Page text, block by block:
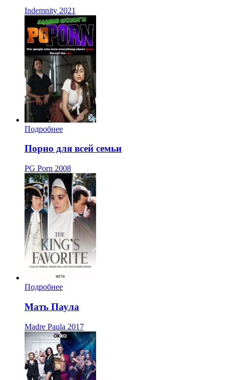
Indemnity 2021
Подробнее
Порно для всей семьи
PG Porn 2008
Подробнее
Мать Паула
Madre Paula 2017